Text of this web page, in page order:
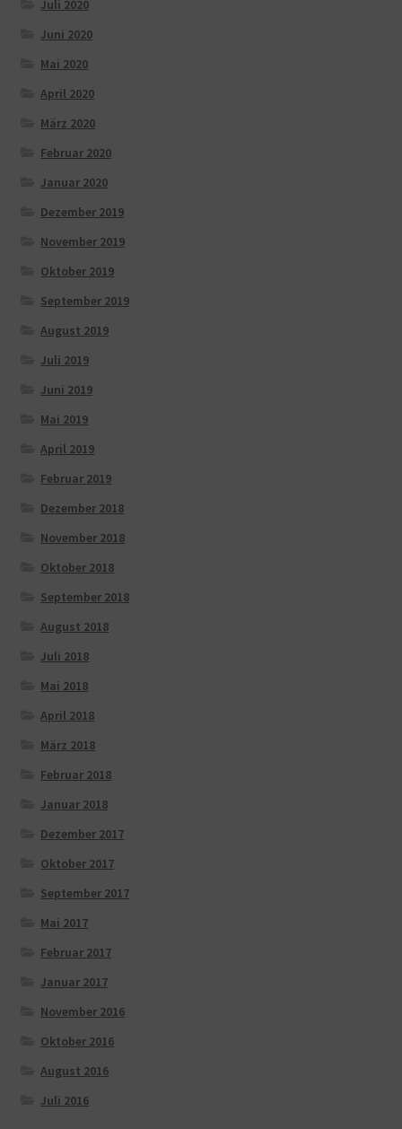
Juli 2020
Juni 2020
Mai 2020
April 2020
März 2020
Februar 2020
Januar 2020
Dezember 2019
November 2019
Oktober 2019
September 2019
August 2019
Juli 2019
Juni 2019
Mai 2019
April 2019
Februar 2019
Dezember 2018
November 2018
Oktober 2018
September 2018
August 2018
Juli 2018
Mai 2018
April 2018
März 2018
Februar 2018
Januar 2018
Dezember 2017
Oktober 2017
September 2017
Mai 2017
Februar 2017
Januar 2017
November 2016
Oktober 2016
August 2016
Juli 2016